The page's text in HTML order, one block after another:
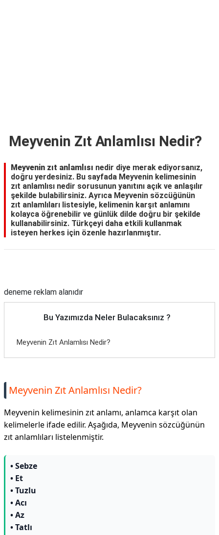
Meyvenin Zıt Anlamlısı Nedir?
Meyvenin zıt anlamlısı nedir diye merak ediyorsanız,
doğru yerdesiniz. Bu sayfada Meyvenin kelimesinin
zıt anlamlısı nedir sorusunun yanıtını açık ve anlaşılır
şekilde bulabilirsiniz. Ayrıca Meyvenin sözcüğünün
zıt anlamlıları listesiyle, kelimenin karşıt anlamını
kolayca öğrenebilir ve günlük dilde doğru bir şekilde
kullanabilirsiniz. Türkçeyi daha etkili kullanmak
isteyen herkes için özenle hazırlanmıştır.
deneme reklam alanıdır
Bu Yazımızda Neler Bulacaksınız ?
Meyvenin Zıt Anlamlısı Nedir?
Meyvenin Zıt Anlamlısı Nedir?
Meyvenin kelimesinin zıt anlamı, anlamca karşıt olan
kelimelerle ifade edilir. Aşağıda, Meyvenin sözcüğünün
zıt anlamlıları listelenmiştir.
• Sebze
• Et
• Tuzlu
• Acı
• Az
• Tatlı